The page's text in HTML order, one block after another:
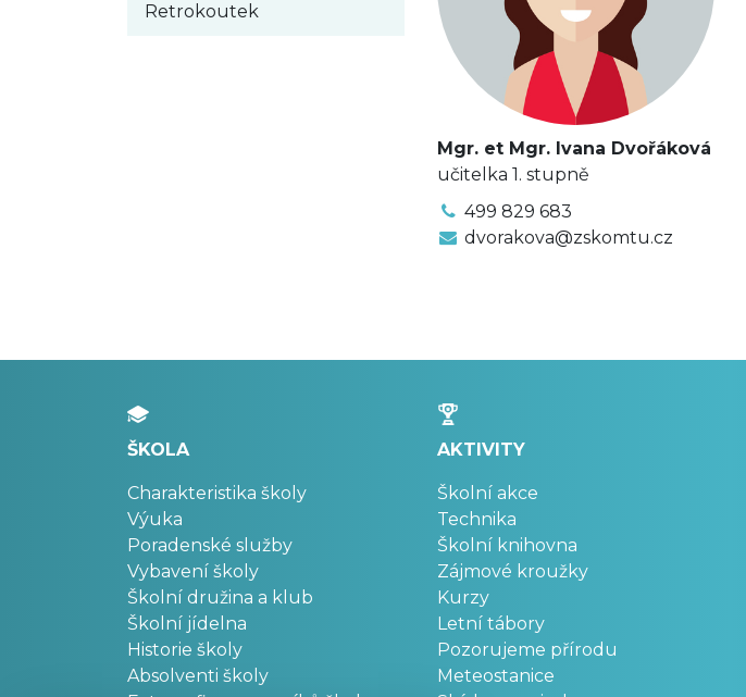
Retrokoutek
Mgr. et Mgr. Ivana Dvořáková
učitelka 1. stupně
499 829 683
dvorakova@zskomtu.cz
ŠKOLA
Charakteristika školy
Výuka
Poradenské služby
Vybavení školy
Školní družina a klub
Školní jídelna
Historie školy
Absolventi školy
AKTIVITY
Školní akce
Technika
Školní knihovna
Zájmové kroužky
Kurzy
Letní tábory
Pozorujeme přírodu
Meteostanice